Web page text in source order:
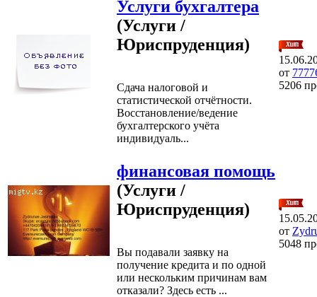
Услуги бухгалтера
(Услуги /
Юриспруденция)
Сдача налоговой и
статистической отчётности.
Восстановление/ведение
бухгалтерского учёта
индивидуаль...
от
5206
финансовая помощь
(Услуги /
Юриспруденция)
Вы подавали заявку на
получение кредита и по одной
или нескольким причинам вам
отказали? Здесь есть ...
от
5048